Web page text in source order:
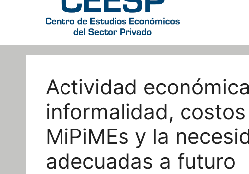
Actividad
informalidad,
MiPiMEs y la
adecuadas a futuro